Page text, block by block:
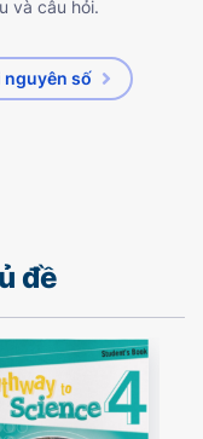
và câu hỏi.
nguyên số
đề